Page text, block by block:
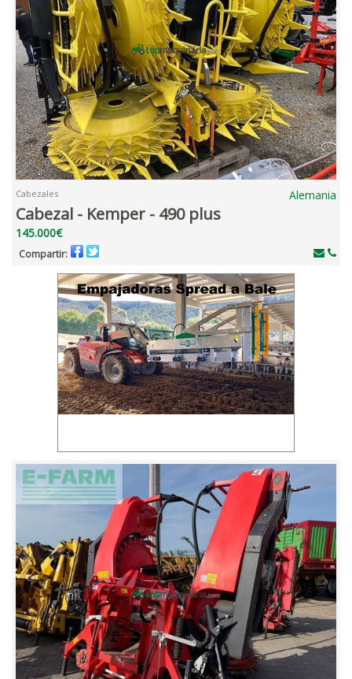
Cabezales Alemania
Cabezal - Kemper - 490 plus
145.000€
Compartir: